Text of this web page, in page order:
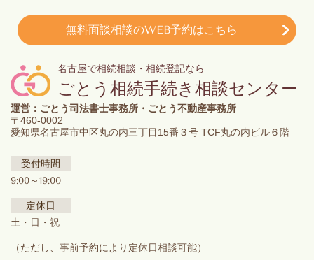
無料面談相談のWEB予約はこちら
名古屋で相続相談・相続登記なら
ごとう相続手続き相談センター
運営：ごとう司法書士事務所・ごとう不動産事務所
〒460-0002
愛知県名古屋市中区丸の内三丁目15番３号 TCF丸の内ビル６階
受付時間
9:00～19:00
定休日
土・日・祝
（ただし、事前予約により定休日相談可能）